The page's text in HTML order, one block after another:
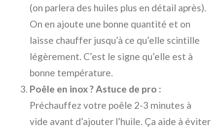
(on parlera des huiles plus en détail après).
On en ajoute une bonne quantité et on
laisse chauffer jusqu’à ce qu’elle scintille
légèrement. C’est le signe qu’elle est à
bonne température.
Poêle en inox ? Astuce de pro :
Préchauffez votre poêle 2-3 minutes à
vide avant d’ajouter l’huile. Ça aide à éviter